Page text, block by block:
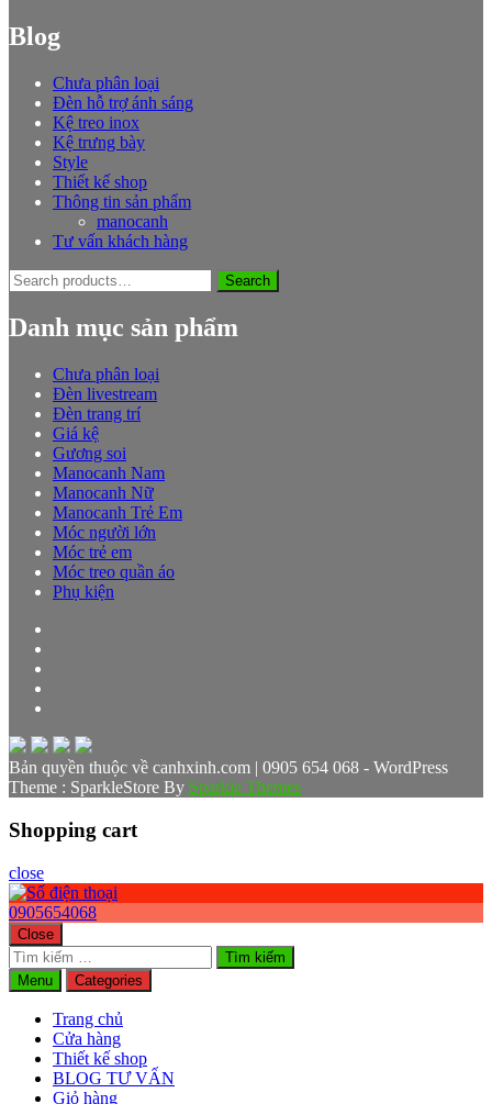
Blog
Chưa phân loại
Đèn hỗ trợ ánh sáng
Kệ treo inox
Kệ trưng bày
Style
Thiết kế shop
Thông tin sản phẩm
manocanh
Tư vấn khách hàng
Search
for:
Search
Danh mục sản phẩm
Chưa phân loại
Đèn livestream
Đèn trang trí
Giá kệ
Gương soi
Manocanh Nam
Manocanh Nữ
Manocanh Trẻ Em
Móc người lớn
Móc trẻ em
Móc treo quần áo
Phụ kiện
Bản quyền thuộc về canhxinh.com | 0905 654 068 - WordPress
Theme : SparkleStore By Sparkle Themes
Shopping cart
close
0905654068
Close
Tìm
kiếm
cho:
Menu Categories
Trang chủ
Cửa hàng
Thiết kế shop
BLOG TƯ VẤN
Giỏ hàng